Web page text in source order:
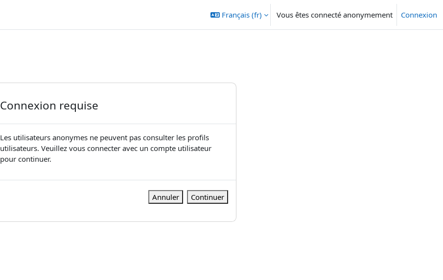
Français ‎(fr)‎ Vous êtes connecté anonymement Connexion
Connexion requise
Les utilisateurs anonymes ne peuvent pas consulter les profils
utilisateurs. Veuillez vous connecter avec un compte utilisateur
pour continuer.
Annuler Continuer